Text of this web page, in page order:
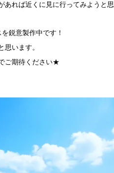
あれば近くに見に行ってみようと
鋭意製作中です！
思います。
ご期待ください★